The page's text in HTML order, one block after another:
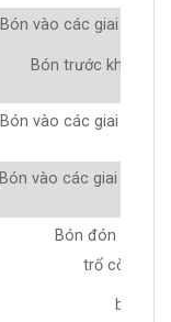
Bón vào các giai đoạn
Bón trước khi thu
Bón vào các giai đoạn
Bón vào các giai đoạn
Bón đón đòng,
trổ cờ,
bón